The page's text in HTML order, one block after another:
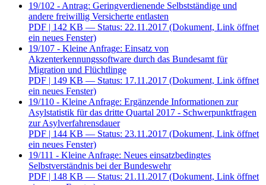
19/102 - Antrag: Geringverdienende Selbstständige und
andere freiwillig Versicherte entlasten
PDF | 142 KB — Status: 22.11.2017 (Dokument, Link öffnet
ein neues Fenster)
19/107 - Kleine Anfrage: Einsatz von
Akzenterkennungssoftware durch das Bundesamt für
Migration und Flüchtlinge
PDF | 149 KB — Status: 17.11.2017 (Dokument, Link öffnet
ein neues Fenster)
19/110 - Kleine Anfrage: Ergänzende Informationen zur
Asylstatistik für das dritte Quartal 2017 - Schwerpunktfragen
zur Asylverfahrensdauer
PDF | 144 KB — Status: 23.11.2017 (Dokument, Link öffnet
ein neues Fenster)
19/111 - Kleine Anfrage: Neues einsatzbedingtes
Selbstverständnis bei der Bundeswehr
PDF | 148 KB — Status: 21.11.2017 (Dokument, Link öffnet